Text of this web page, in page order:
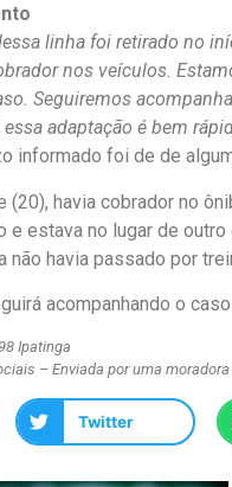
linha foi retirado no
nos veículos.
Seguiremos
adaptação é bem
informado foi de de
(20), havia cobrador no
e estava no lugar de
não havia passado por
acompanhando o
Ipatinga
– Enviada por uma
Twitter